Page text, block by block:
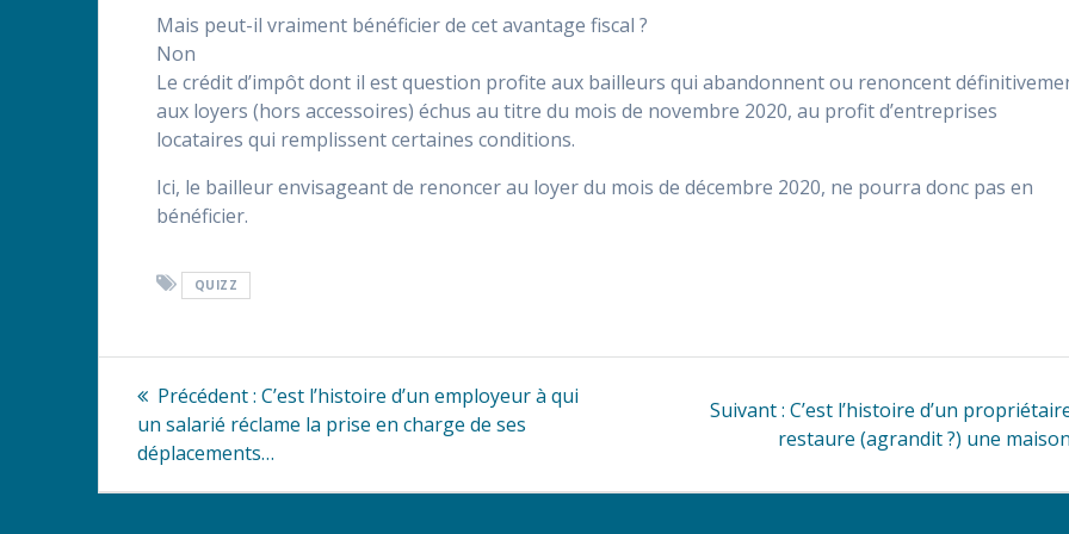
Mais peut-il vraiment bénéficier de cet avantage fiscal ?
Non
Le crédit d’impôt dont il est question profite aux bailleurs qui abandonnent ou renoncent
aux loyers (hors accessoires) échus au titre du mois de novembre 2020, au profit d’entreprises
locataires qui remplissent certaines conditions.
Ici, le bailleur envisageant de renoncer au loyer du mois de décembre 2020, ne pourra donc pas en
bénéficier.
QUIZZ
Navigation
de
l’article
Précédent : Article
précédent
:
C’est l’histoire d’un employeur à qui
un salarié réclame la prise en charge de ses
déplacements…
Suivant : Article
suivant
C’est l’histoire d’un
restaure (agrandit ?) une